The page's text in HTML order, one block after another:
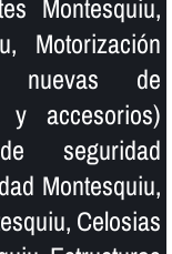
Montesquiu,
Motorización
nuevas de
y accesorios)
seguridad
Montesquiu,
Celosias